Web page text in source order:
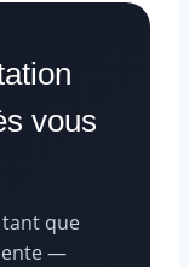
vous
que
—